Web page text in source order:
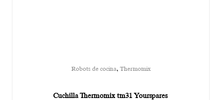
Robots de cocina, Thermomix
Cuchilla Thermomix tm31 Yourspares